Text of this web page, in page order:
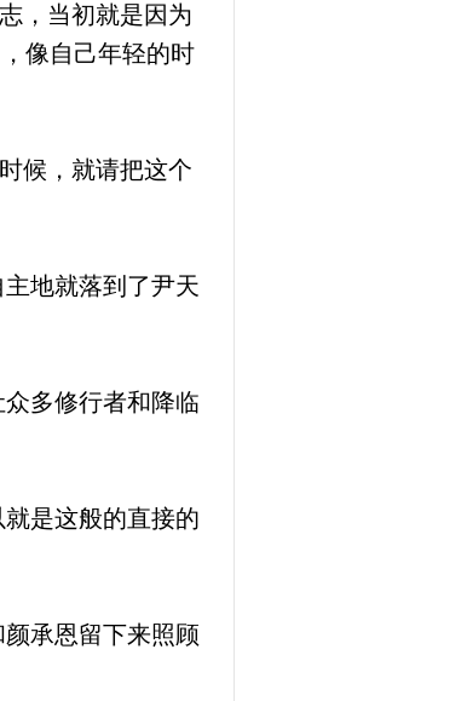
，当初就是因为
像自己年轻的时
候，就请把这个
地就落到了尹天
多修行者和降临
是这般的直接的
承恩留下来照顾